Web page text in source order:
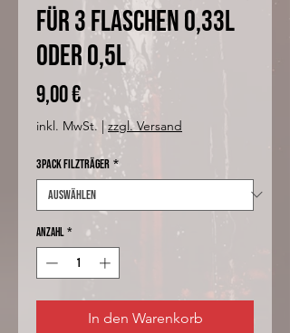
für 3 Flaschen 0,33l
oder 0,5l
9,00 €Preis
inkl. MwSt. |zzgl. Versand
3Pack Filzträger *
Anzahl *
In den Warenkorb